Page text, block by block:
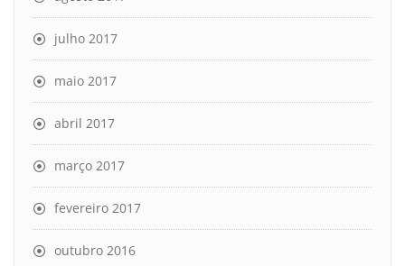
julho 2017
maio 2017
abril 2017
março 2017
fevereiro 2017
outubro 2016